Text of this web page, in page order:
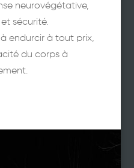
neurovégétative,
sécurité.
endurcir à tout prix,
du corps à